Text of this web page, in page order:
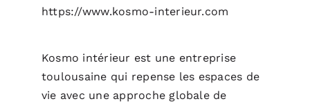
https://www.kosmo-interieur.com
Kosmo intérieur est une entreprise
toulousaine qui repense les espaces de
vie avec une approche globale de